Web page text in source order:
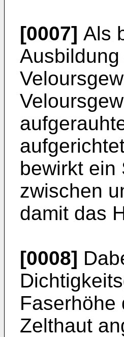
[0007] Als
bewirkt ein
zwischen
damit das
[0008]
Faserhöhe
Zelthaut